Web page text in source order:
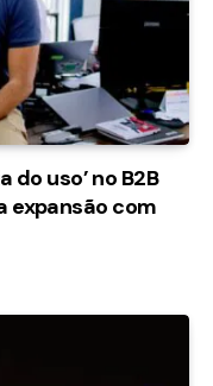
do uso’ no B2B
expansão com